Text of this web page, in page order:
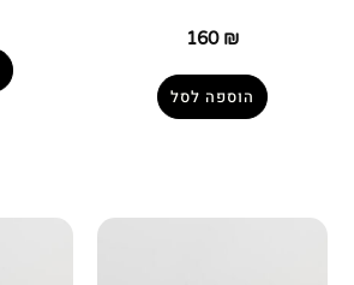
160₪
הוספה לסל